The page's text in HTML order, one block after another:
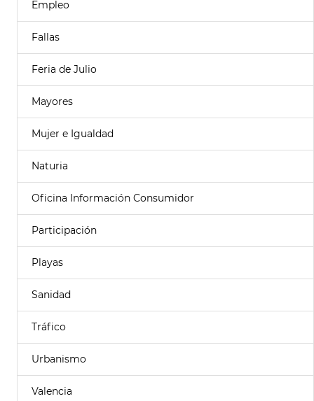
Empleo
Fallas
Feria de Julio
Mayores
Mujer e Igualdad
Naturia
Oficina Información Consumidor
Participación
Playas
Sanidad
Tráfico
Urbanismo
Valencia